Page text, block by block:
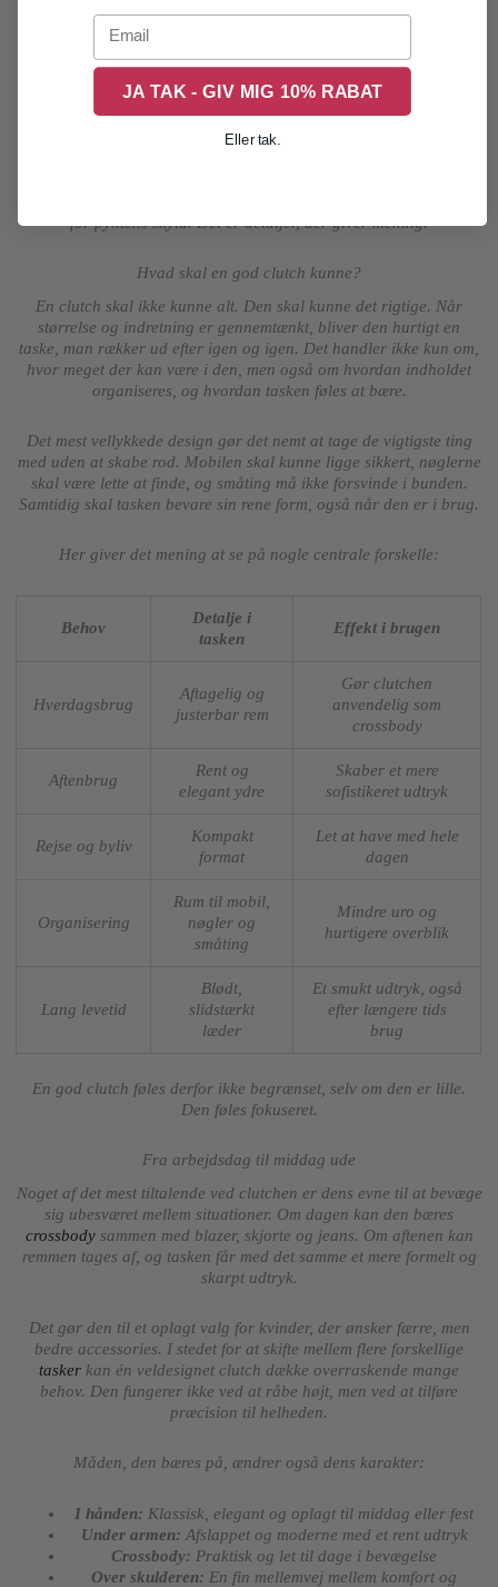
hverdagen, uden at tasken mister sin form eller sit udtryk. Når
læderet er valgt med omhu, bliver det en del af taskens styrke frem
for et sart element.
Belsac Creative arbejder med et formsprog, hvor funktionalitet og
for pyntens skyld. Det er detaljer, der giver mening.
Hvad skal en god clutch kunne?
En clutch skal ikke kunne alt. Den skal kunne det rigtige. Når
størrelse og indretning er gennemtænkt, bliver den hurtigt en
taske, man rækker ud efter igen og igen. Det handler ikke kun om,
hvor meget der kan være i den, men også om hvordan indholdet
organiseres, og hvordan tasken føles at bære.
Det mest vellykkede design gør det nemt at tage de vigtigste ting
med uden at skabe rod. Mobilen skal kunne ligge sikkert, nøglerne
skal være lette at finde, og småting må ikke forsvinde i bunden.
Samtidig skal tasken bevare sin rene form, også når den er i brug.
Her giver det mening at se på nogle centrale forskelle:
Behov
Detalje i
tasken
Effekt i brugen
Hverdagsbrug
Aftagelig og
justerbar rem
Gør clutchen
anvendelig som
crossbody
Aftenbrug
Rent og
elegant ydre
Skaber et mere
sofistikeret udtryk
Rejse og byliv
Kompakt
format
Let at have med hele
dagen
Organisering
Rum til mobil,
nøgler og
småting
Mindre uro og
hurtigere overblik
Lang levetid
Blødt,
slidstærkt
læder
Et smukt udtryk, også
efter længere tids
brug
En god clutch føles derfor ikke begrænset, selv om den er lille.
Den føles fokuseret.
Fra arbejdsdag til middag ude
Noget af det mest tiltalende ved clutchen er dens evne til at bevæge
sig ubesværet mellem situationer. Om dagen kan den bæres
crossbodysammen med blazer, skjorte og jeans. Om aftenen kan
remmen tages af, og tasken får med det samme et mere formelt og
skarpt udtryk.
Det gør den til et oplagt valg for kvinder, der ønsker færre, men
bedre accessories. I stedet for at skifte mellem flere forskellige
tasker kan én veldesignet clutch dække overraskende mange
behov. Den fungerer ikke ved at råbe højt, men ved at tilføre
præcision til helheden.
Måden, den bæres på, ændrer også dens karakter:
I hånden: Klassisk, elegant og oplagt til middag eller fest
Under armen: Afslappet og moderne med et rent udtryk
Crossbody: Praktisk og let til dage i bevægelse
Over skulderen: En fin mellemvej mellem komfort og
Email
JA TAK - GIV MIG 10% RABAT
Eller tak.